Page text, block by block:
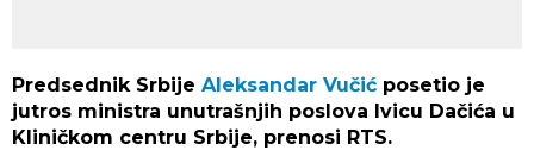
Predsednik Srbije Aleksandar Vučić posetio je
jutros ministra unutrašnjih poslova Ivicu Dačića u
Kliničkom centru Srbije, prenosi RTS.